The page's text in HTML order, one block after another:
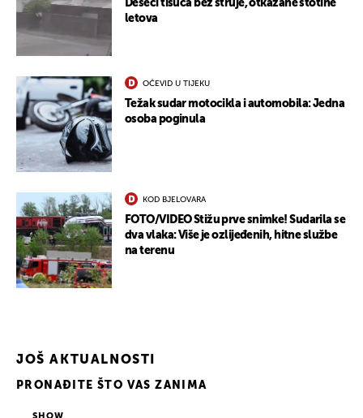
Deseci tisuća bez struje, otkazane stotine
letova
OČEVID U TIJEKU
Težak sudar motocikla i automobila: Jedna
osoba poginula
KOD BJELOVARA
FOTO/VIDEO Stižu prve snimke! Sudarila se
dva vlaka: Više je ozlijeđenih, hitne službe
na terenu
JOŠ AKTUALNOSTI
PRONAĐITE ŠTO VAS ZANIMA
SHOW
UKLJUČITE NOTIFIKACIJE